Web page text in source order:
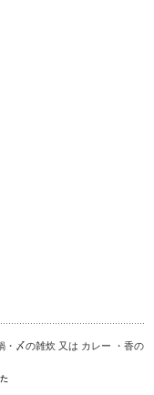
・〆の雑炊 又は カレー ・香の